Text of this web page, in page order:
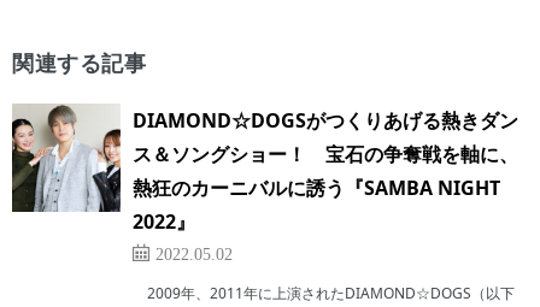
関連する記事
DIAMOND☆DOGSがつくりあげる熱きダン
ス＆ソングショー！ 宝石の争奪戦を軸に、
熱狂のカーニバルに誘う『SAMBA NIGHT
2022』
2022.05.02
2009年、2011年に上演されたDIAMOND☆DOGS（以下